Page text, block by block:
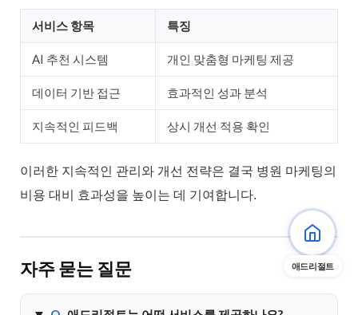
서비스 항목 특징
AI 추천 시스템 개인 맞춤형 마케팅 제공
데이터 기반 접근 효과적인 성과 분석
지속적인 피드백 상시 개선 적용 확인
이러한 지속적인 관리와 개선 전략은 결국 병원 마케팅의
비용 대비 효과성을 높이는 데 기여합니다.
자주 묻는 질문 애드리절트